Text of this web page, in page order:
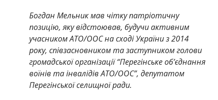
Богдан Мельник мав чітку патріотичну
позицію, яку відстоював, будучи активним
учасником АТО/ООС на сході України з 2014
року, співзасновником та заступником голови
громадської організації “Перегінське об’єднання
воїнів та інвалідів АТО/ООС”, депутатом
Перегінської селищної ради.